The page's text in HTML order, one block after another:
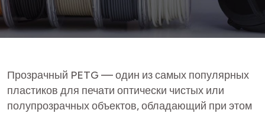
Прозрачный PETG — один из самых популярных
пластиков для печати оптически чистых или
полупрозрачных объектов, обладающий при этом